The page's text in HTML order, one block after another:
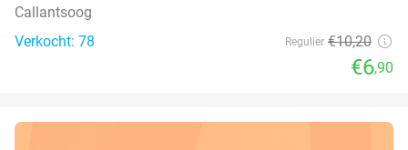
Callantsoog
Verkocht: 78
Regulier €10,20
€6,90